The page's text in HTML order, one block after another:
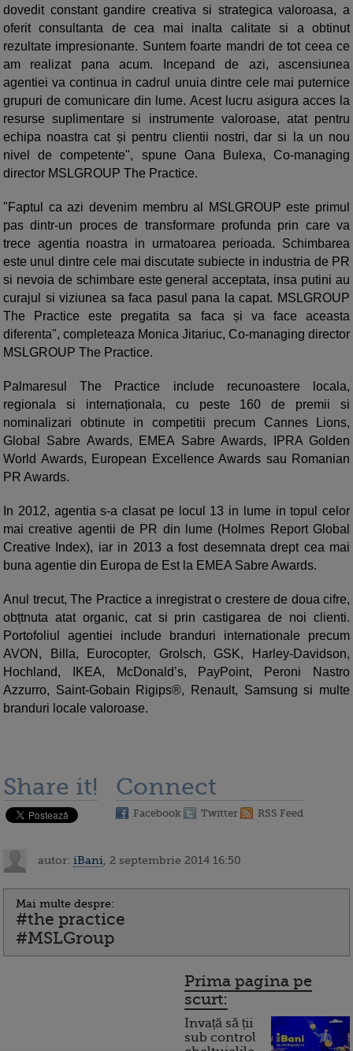
dovedit constant gandire creativa si strategica valoroasa, a
oferit consultanta de cea mai inalta calitate si a obtinut
rezultate impresionante. Suntem foarte mandri de tot ceea ce
am realizat pana acum. Incepand de azi, ascensiunea
agentiei va continua in cadrul unuia dintre cele mai puternice
grupuri de comunicare din lume. Acest lucru asigura acces la
resurse suplimentare si instrumente valoroase, atat pentru
echipa noastra cat și pentru clientii nostri, dar si la un nou
nivel de competente", spune Oana Bulexa, Co-managing
director MSLGROUP The Practice.
"Faptul ca azi devenim membru al MSLGROUP este primul
pas dintr-un proces de transformare profunda prin care va
trece agentia noastra in urmatoarea perioada. Schimbarea
este unul dintre cele mai discutate subiecte in industria de PR
si nevoia de schimbare este general acceptata, insa putini au
curajul si viziunea sa faca pasul pana la capat. MSLGROUP
The Practice este pregatita sa faca și va face aceasta
diferenta", completeaza Monica Jitariuc, Co-managing director
MSLGROUP The Practice.
Palmaresul The Practice include recunoastere locala,
regionala si internaționala, cu peste 160 de premii si
nominalizari obtinute in competitii precum Cannes Lions,
Global Sabre Awards, EMEA Sabre Awards, IPRA Golden
World Awards, European Excellence Awards sau Romanian
PR Awards.
In 2012, agentia s-a clasat pe locul 13 in lume in topul celor
mai creative agentii de PR din lume (Holmes Report Global
Creative Index), iar in 2013 a fost desemnata drept cea mai
buna agentie din Europa de Est la EMEA Sabre Awards.
Anul trecut, The Practice a inregistrat o crestere de doua cifre,
obțtnuta atat organic, cat si prin castigarea de noi clienti.
Portofoliul agentiei include branduri internationale precum
AVON, Billa, Eurocopter, Grolsch, GSK, Harley-Davidson,
Hochland, IKEA, McDonald’s, PayPoint, Peroni Nastro
Azzurro, Saint-Gobain Rigips®, Renault, Samsung si multe
branduri locale valoroase.
Share it! Connect
Facebook Twitter RSS Feed
autor: iBani , 2 septembrie 2014 16:50
Mai multe despre:
#the practice
#MSLGroup
Prima pagina pe
scurt:
Invață să ții
sub control